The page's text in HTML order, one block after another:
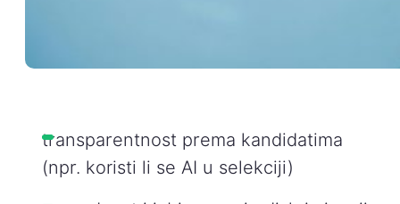
transparentnost prema kandidatima
(npr. koristi li se AI u selekciji)